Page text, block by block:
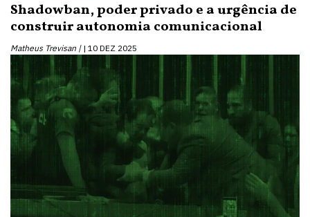
Shadowban, poder privado e a urgência de
construir autonomia comunicacional
Matheus Trevisan | 10 DEZ 2025